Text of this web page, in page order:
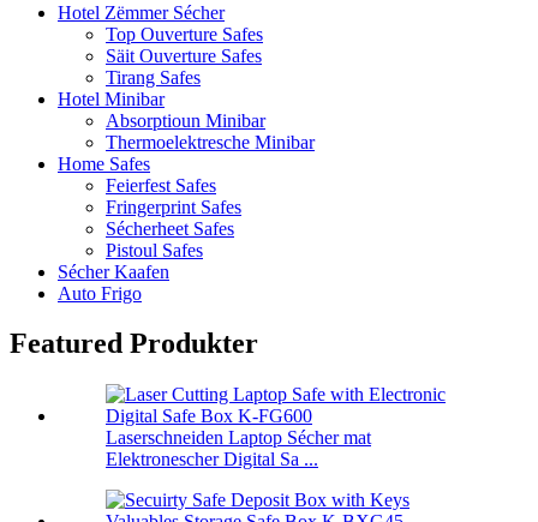
Hotel Zëmmer Sécher
Top Ouverture Safes
Säit Ouverture Safes
Tirang Safes
Hotel Minibar
Absorptioun Minibar
Thermoelektresche Minibar
Home Safes
Feierfest Safes
Fringerprint Safes
Sécherheet Safes
Pistoul Safes
Sécher Kaafen
Auto Frigo
Featured Produkter
Laserschneiden Laptop Sécher mat
Elektronescher Digital Sa ...